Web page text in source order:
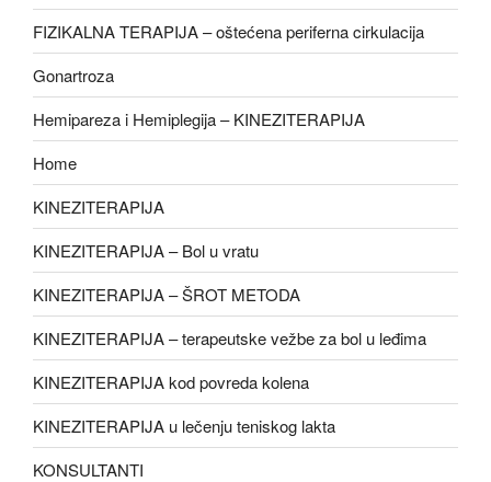
FIZIKALNA TERAPIJA – oštećena periferna cirkulacija
Gonartroza
Hemipareza i Hemiplegija – KINEZITERAPIJA
Home
KINEZITERAPIJA
KINEZITERAPIJA – Bol u vratu
KINEZITERAPIJA – ŠROT METODA
KINEZITERAPIJA – terapeutske vežbe za bol u leđima
KINEZITERAPIJA kod povreda kolena
KINEZITERAPIJA u lečenju teniskog lakta
KONSULTANTI